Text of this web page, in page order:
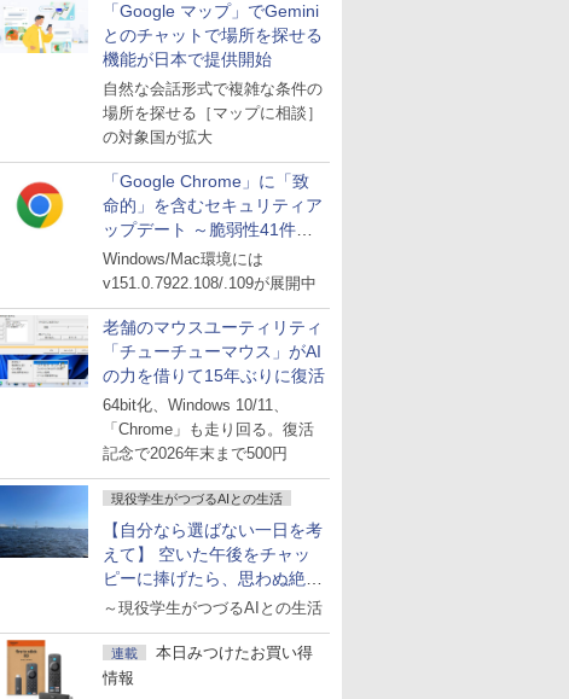
「Google マップ」でGemini
とのチャットで場所を探せる
機能が日本で提供開始
自然な会話形式で複雑な条件の
場所を探せる［マップに相談］
の対象国が拡大
「Google Chrome」に「致
命的」を含むセキュリティア
ップデート ～脆弱性41件に
対処
Windows/Mac環境には
v151.0.7922.108/.109が展開中
老舗のマウスユーティリティ
「チューチューマウス」がAI
の力を借りて15年ぶりに復活
64bit化、Windows 10/11、
「Chrome」も走り回る。復活
記念で2026年末まで500円
現役学生がつづるAIとの生活
【自分なら選ばない一日を考
えて】 空いた午後をチャッ
ピーに捧げたら、思わぬ絶景
に出会った話
～現役学生がつづるAIとの生活
連載
本日みつけたお買い得
情報